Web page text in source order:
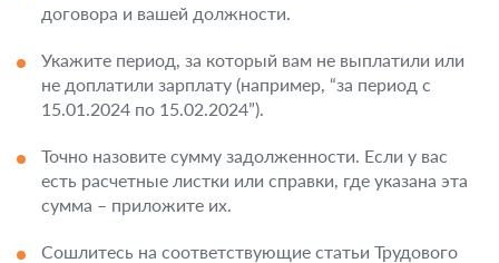
договора и вашей должности.
Укажите период, за который вам не выплатили или
не доплатили зарплату (например, “за период с
15.01.2024 по 15.02.2024”).
Точно назовите сумму задолженности. Если у вас
есть расчетные листки или справки, где указана эта
сумма – приложите их.
Сошлитесь на соответствующие статьи Трудового